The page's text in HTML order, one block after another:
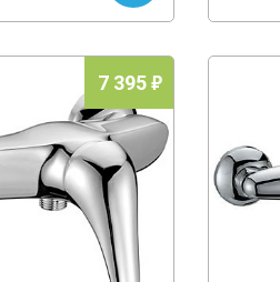
7 395